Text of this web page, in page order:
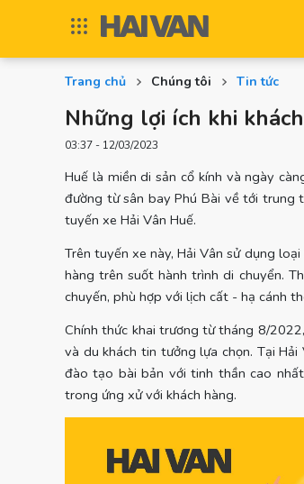
Trang chủ Chúng tôi Tin tức
Những lợi ích khi
03:37 - 12/03/2023
Huế là miền di sản cổ kính và ngày
đường từ sân bay Phú Bài về tới trung
tuyến xe Hải Vân Huế.
Trên tuyến xe này, Hải Vân sử dụng
hàng trên suốt hành trình di chuyển.
chuyến, phù hợp với lịch cất - hạ cánh
Chính thức khai trương từ tháng 8/
và du khách tin tưởng lựa chọn. Tại
đào tạo bài bản với tinh thần cao
trong ứng xử với khách hàng.